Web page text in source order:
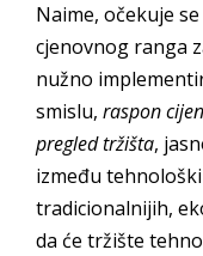
Naime, očekuje
cjenovnog ranga
nužno
smislu, raspon
pregled tržišta,
između
tradicionalnijih,
da će tržište